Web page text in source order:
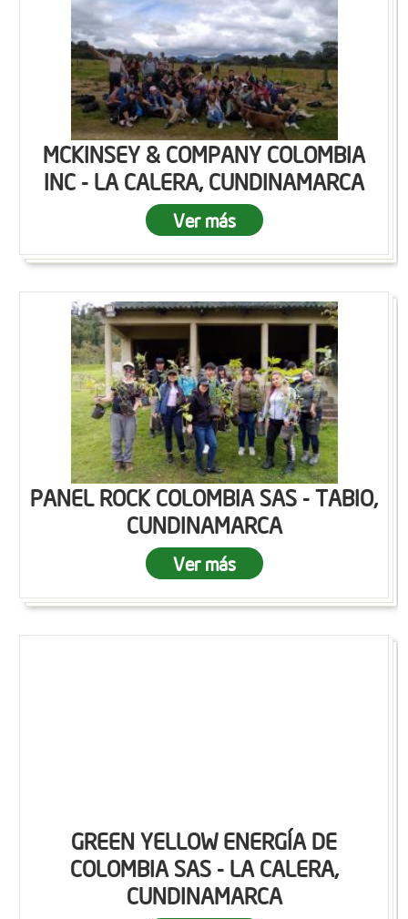
MCKINSEY & COMPANY COLOMBIA
INC - LA CALERA, CUNDINAMARCA
Ver más
PANEL ROCK COLOMBIA SAS - TABIO,
CUNDINAMARCA
Ver más
GREEN YELLOW ENERGÍA DE
COLOMBIA SAS - LA CALERA,
CUNDINAMARCA